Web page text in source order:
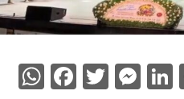
WhatsApp
Facebook